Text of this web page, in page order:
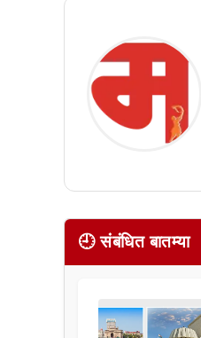
🕘 संबंधित बातम्या